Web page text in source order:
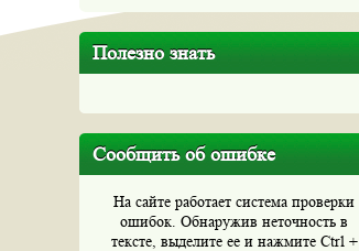
Полезно знать
Сообщить об ошибке
На сайте работает система проверки
ошибок. Обнаружив неточность в
тексте, выделите ее и нажмите Ctrl +